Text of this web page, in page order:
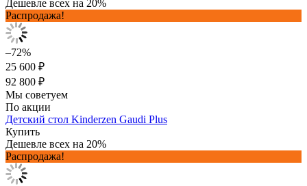
Дешевле всех на 20%
Распродажа!
–72%
25 600 ₽
92 800 ₽
Мы советуем
По акции
Детский стол Kinderzen Gaudi Plus
Купить
Дешевле всех на 20%
Распродажа!